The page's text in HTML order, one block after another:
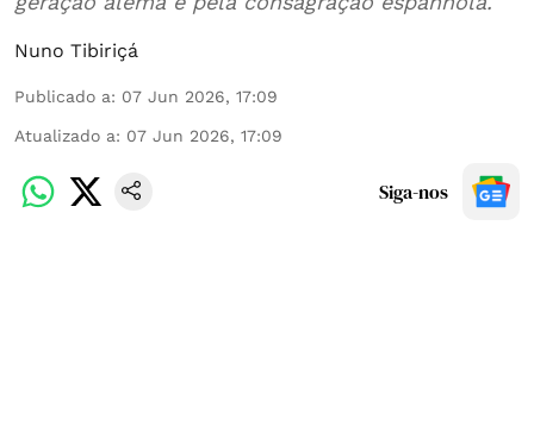
Nuno Tibiriçá
Publicado a: 07 Jun 2026, 17:09
Atualizado a: 07 Jun 2026, 17:09
Siga-nos